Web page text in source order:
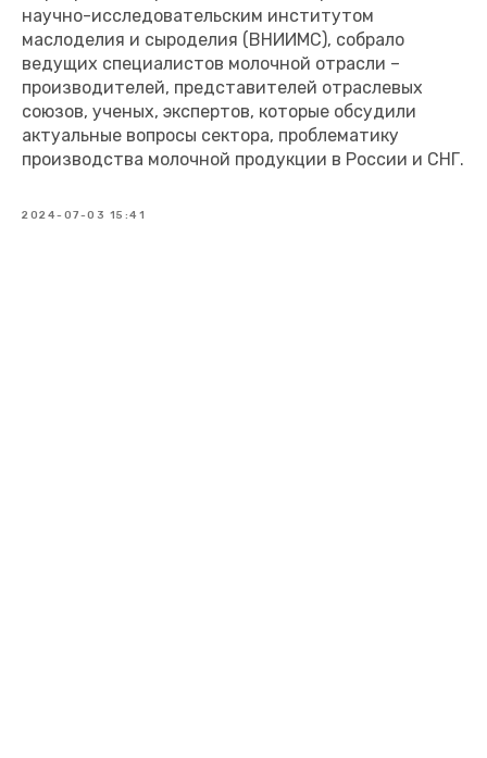
научно-исследовательским институтом
маслоделия и сыроделия (ВНИИМС), собрало
ведущих специалистов молочной отрасли –
производителей, представителей отраслевых
союзов, ученых, экспертов, которые обсудили
актуальные вопросы сектора, проблематику
производства молочной продукции в России и СНГ.
2024-07-03 15:41